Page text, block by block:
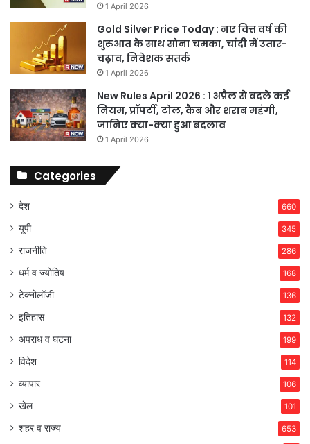
1 April 2026
Gold Silver Price Today : नए वित्त वर्ष की
शुरुआत के साथ सोना चमका, चांदी में उतार-
चढ़ाव, निवेशक सतर्क
1 April 2026
New Rules April 2026 : 1 अप्रैल से बदले कई
नियम, प्रॉपर्टी, टोल, कैब और शराब महंगी,
जानिए क्या-क्या हुआ बदलाव
1 April 2026
Categories
देश 660
यूपी 345
राजनीति 286
धर्म व ज्योतिष 168
टेक्नोलॉजी 136
इतिहास 132
अपराध व घटना 199
विदेश 114
व्यापार 106
खेल 101
शहर व राज्य 653